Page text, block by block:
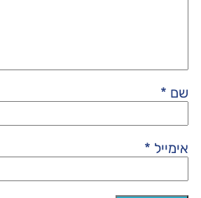
שם *
אימייל *